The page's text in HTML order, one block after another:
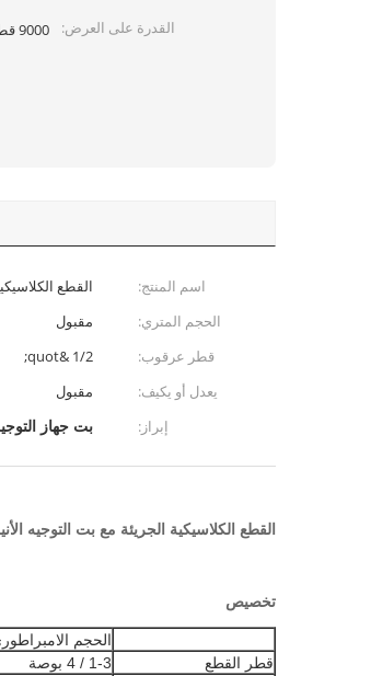
القدرة على العرض:
9000 قطعة في الشهر
اسم المنتج: القطع
الحجم المتري:
مقبول
قطر عرقوب:
1/2 &quot;
يعدل أو يكيف:
مقبول
إبراز:
بت جهاز
القطع الكلاسيكية الجريئة مع بت التوجيه
تخصيص
الحجم
قطر القطع
1-3 / 4 بوصة